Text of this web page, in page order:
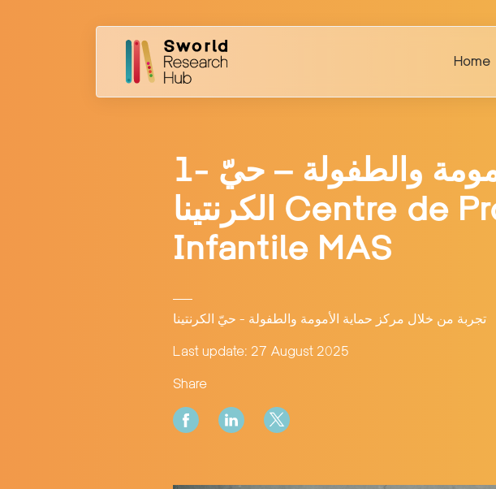
Home
1- تجربة من خلال مركز حماية الأمومة والطفولة – حيّ
الكرنتينا Centre de Protection Maternelle et
Infantile MAS
تجربة من خلال مركز حماية الأمومة والطفولة - حيّ الكرنتينا
Last update: 27 August 2025
Share